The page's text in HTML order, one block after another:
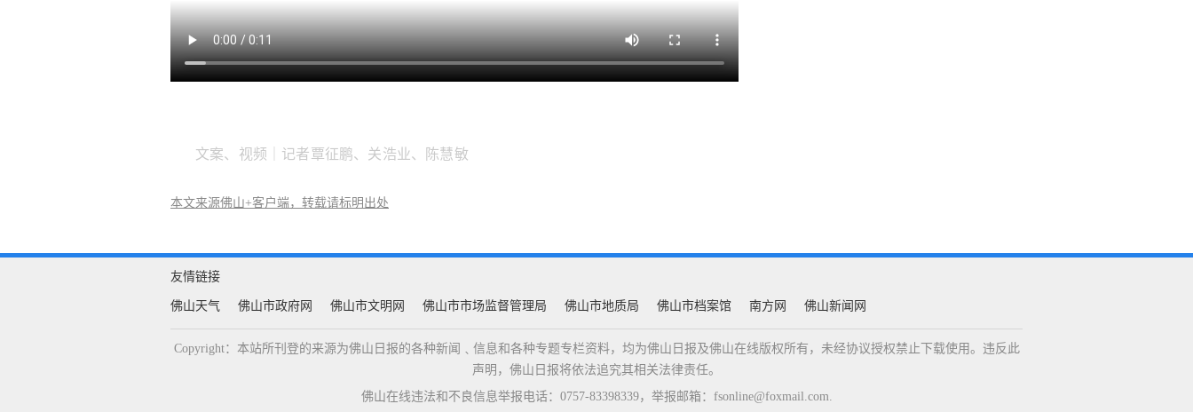
文案、视频｜记者覃征鹏、关浩业、陈慧敏
本文来源佛山+客户端，转载请标明出处
友情链接
佛山天气 佛山市政府网 佛山市文明网 佛山市市场监督管理局 佛山市地质局 佛山市档案馆 南方网 佛山新闻网
Copyright：本站所刊登的来源为佛山日报的各种新闻﹑信息和各种专题专栏资料，均为佛山日报及佛山在线版权所有，未经协议授权禁止下载使用。违反此
声明，佛山日报将依法追究其相关法律责任。
佛山在线违法和不良信息举报电话：0757-83398339，举报邮箱：fsonline@foxmail.com.